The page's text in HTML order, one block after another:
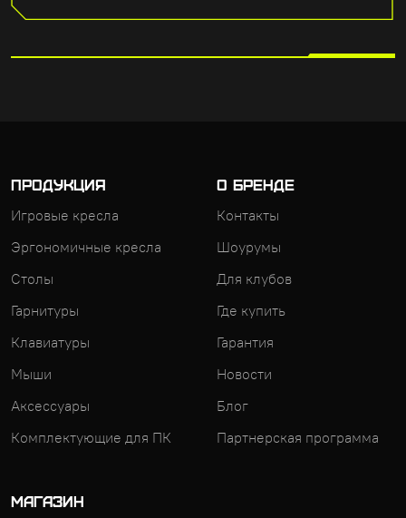
ПРОДУКЦИЯ
Игровые кресла
Эргономичные кресла
Столы
Гарнитуры
Клавиатуры
Мыши
Аксессуары
Комплектующие для ПК
О БРЕНДЕ
Контакты
Шоурумы
Для клубов
Где купить
Гарантия
Новости
Блог
Партнерская программа
МАГАЗИН